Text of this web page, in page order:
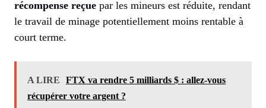
récompense reçue par les mineurs est réduite, rendant
le travail de minage potentiellement moins rentable à
court terme.
A LIRE
FTX va rendre 5 milliards $ : allez-vous
récupérer votre argent ?